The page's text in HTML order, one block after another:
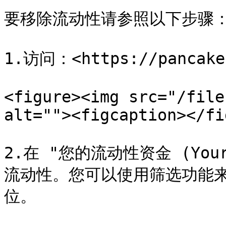
要移除流动性请参照以下步骤
1.访问：<https://
<figure><img src="/
alt=""><figcaption></
2.在 "您的流动性资金
流动性。您可以使用筛选功
位。